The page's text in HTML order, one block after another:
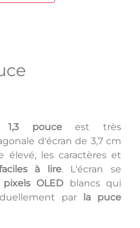
pouceest très
d'écran de 3,7 cm
élevé, les caractères et
à lire. L'écran se
pixels OLED blancs qui
par la puce